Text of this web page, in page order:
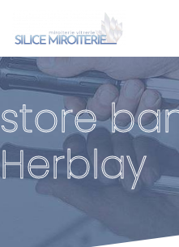
store
Herblay
Panneau de gestion des